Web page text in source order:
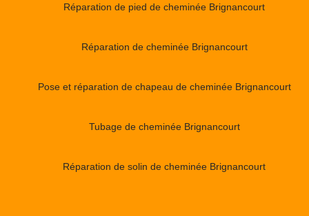
Réparation de pied de cheminée Brignancourt
Réparation de cheminée Brignancourt
Pose et réparation de chapeau de cheminée Brignancourt
Tubage de cheminée Brignancourt
Réparation de solin de cheminée Brignancourt